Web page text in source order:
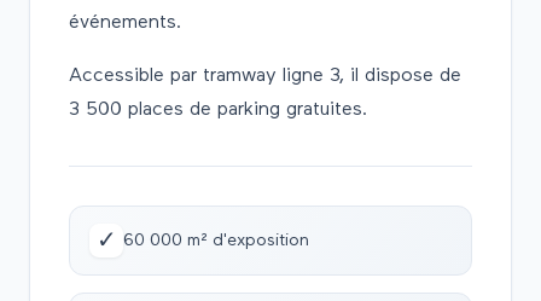
événements.
Accessible par tramway ligne 3, il dispose de
3 500 places de parking gratuites.
✓ 60 000 m² d'exposition